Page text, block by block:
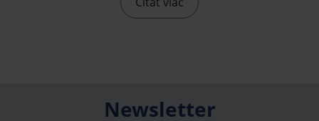
Cvikovi, ktorý bude jednu z diskusií moderovať.
Newsletter